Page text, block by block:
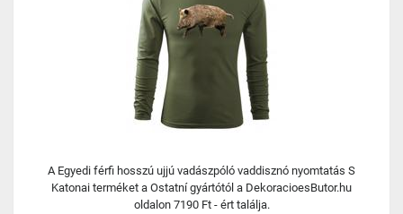
A Egyedi férfi hosszú ujjú vadászpóló vaddisznó nyomtatás S
Katonai terméket a Ostatní gyártótól a DekoracioesButor.hu
oldalon 7190 Ft - ért találja.